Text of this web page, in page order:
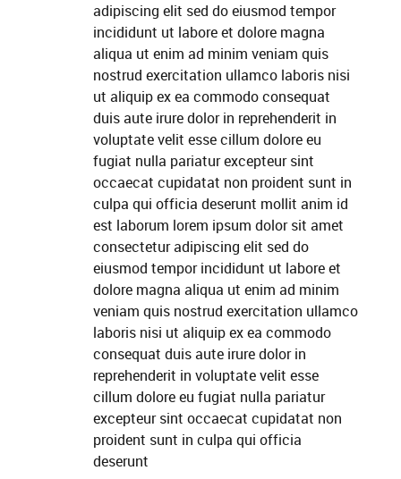
adipiscing elit sed do eiusmod tempor
incididunt ut labore et dolore magna
aliqua ut enim ad minim veniam quis
nostrud exercitation ullamco laboris nisi
ut aliquip ex ea commodo consequat
duis aute irure dolor in reprehenderit in
voluptate velit esse cillum dolore eu
fugiat nulla pariatur excepteur sint
occaecat cupidatat non proident sunt in
culpa qui officia deserunt mollit anim id
est laborum lorem ipsum dolor sit amet
consectetur adipiscing elit sed do
eiusmod tempor incididunt ut labore et
dolore magna aliqua ut enim ad minim
veniam quis nostrud exercitation ullamco
laboris nisi ut aliquip ex ea commodo
consequat duis aute irure dolor in
reprehenderit in voluptate velit esse
cillum dolore eu fugiat nulla pariatur
excepteur sint occaecat cupidatat non
proident sunt in culpa qui officia
deserunt